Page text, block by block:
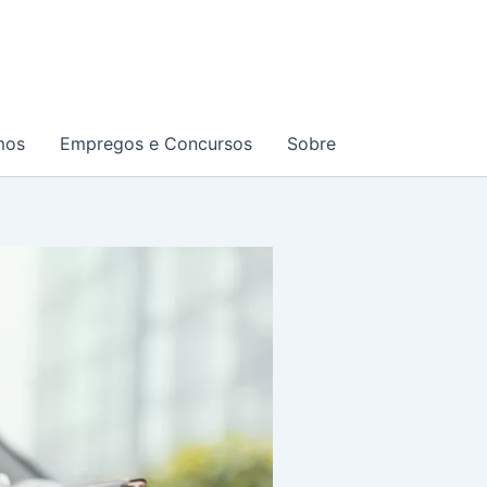
Empregos e Concursos Sobre